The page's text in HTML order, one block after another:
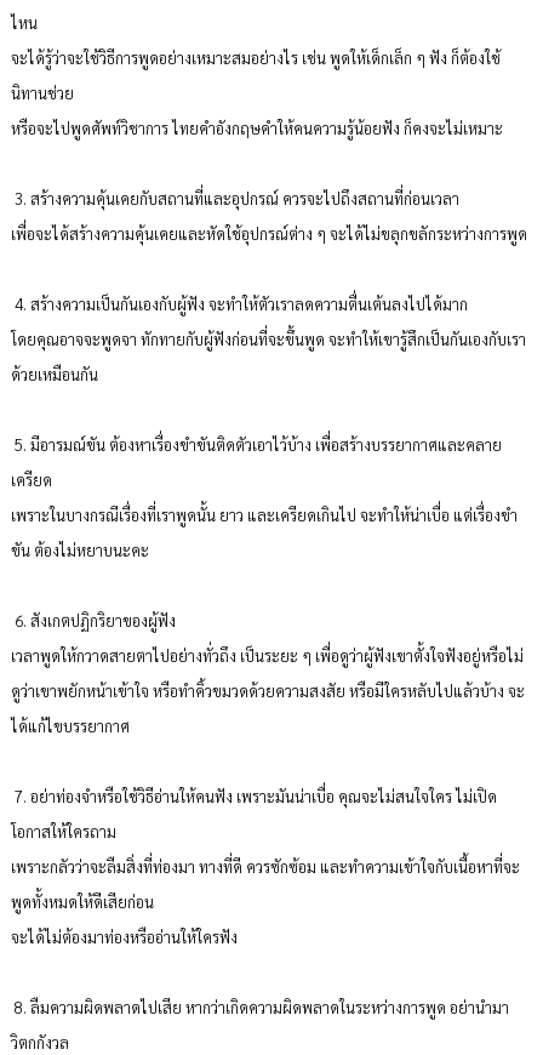
ไหน
จะได้รู้ว่าจะใช้วิธีการพูดอย่างเหมาะสมอย่างไร เช่น พูดให้เด็กเล็ก ๆ ฟัง ก็ต้องใช้
นิทานช่วย
หรือจะไปพูดศัพท์วิชาการ ไทยคำอังกฤษคำให้คนความรู้น้อยฟัง ก็คงจะไม่เหมาะ
3. สร้างความคุ้นเคยกับสถานที่และอุปกรณ์ ควรจะไปถึงสถานที่ก่อนเวลา
เพื่อจะได้สร้างความคุ้นเคยและหัดใช้อุปกรณ์ต่าง ๆ จะได้ไม่ขลุกขลักระหว่างการพูด
4. สร้างความเป็นกันเองกับผู้ฟัง จะทำให้ตัวเราลดความตื่นเต้นลงไปได้มาก
โดยคุณอาจจะพูดจา ทักทายกับผู้ฟังก่อนที่จะขึ้นพูด จะทำให้เขารู้สึกเป็นกันเองกับเรา
ด้วยเหมือนกัน
5. มีอารมณ์ขัน ต้องหาเรื่องขำขันติดตัวเอาไว้บ้าง เพื่อสร้างบรรยากาศและคลาย
เครียด
เพราะในบางกรณีเรื่องที่เราพูดนั้น ยาว และเครียดเกินไป จะทำให้น่าเบื่อ แต่เรื่องขำ
ขัน ต้องไม่หยาบนะคะ
6. สังเกตปฏิกริยาของผู้ฟัง
เวลาพูดให้กวาดสายตาไปอย่างทั่วถึง เป็นระยะ ๆ เพื่อดูว่าผู้ฟังเขาตั้งใจฟังอยู่หรือไม่
ดูว่าเขาพยักหน้าเข้าใจ หรือทำคิ้วขมวดด้วยความสงสัย หรือมีใครหลับไปแล้วบ้าง จะ
ได้แก้ไขบรรยากาศ
7. อย่าท่องจำหรือใช้วิธีอ่านให้คนฟัง เพราะมันน่าเบื่อ คุณจะไม่สนใจใคร ไม่เปิด
โอกาสให้ใครถาม
เพราะกลัวว่าจะลืมสิ่งที่ท่องมา ทางที่ดี ควรซักซ้อม และทำความเข้าใจกับเนื้อหาที่จะ
พูดทั้งหมดให้ดีเสียก่อน
จะได้ไม่ต้องมาท่องหรืออ่านให้ใครฟัง
8. ลืมความผิดพลาดไปเสีย หากว่าเกิดความผิดพลาดในระหว่างการพูด อย่านำมา
วิตกกังวล